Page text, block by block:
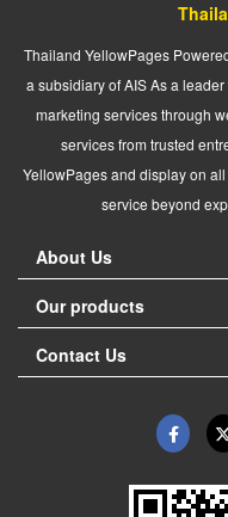
Thailand YellowPages
a subsidiary of AIS As a
marketing services through
services from trusted
YellowPages and display on
service beyond
About Us
Our products
Contact Us